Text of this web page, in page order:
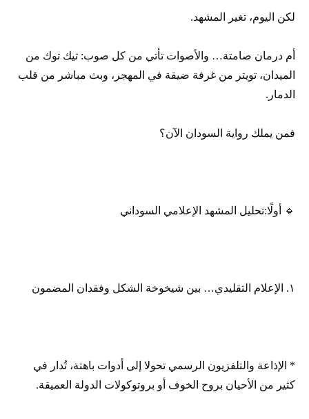
لكن اليوم، تغير المشهد.
أم درمان صامتة… والأصوات تأتي من كل صوب: تيك توك من
الميدان، تويتر من غرفة ضيقة في المهجر، وبث مباشر من قلب
الدمار.
فمن يملك رواية السودان الآن؟
🔹 أولًا:تحليل المشهد الإعلامي السوداني
١. الإعلام التقليدي… بين شيخوخة الشكل وفقدان المضمون
* الإذاعة والتلفزيون الرسمي تحولا إلى أدوات باهتة، تُدار في
كثير من الأحيان بروح الخوف أو بروتوكولات الدولة العميقة.